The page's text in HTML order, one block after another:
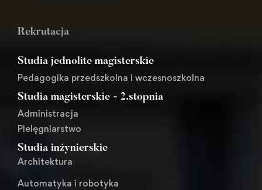
Rekrutacja
Studia jednolite magisterskie
Pedagogika przedszkolna i wczesnoszkolna
Studia magisterskie - 2.stopnia
Administracja
Pielęgniarstwo
Studia inżynierskie
Architektura
Automatyka i robotyka